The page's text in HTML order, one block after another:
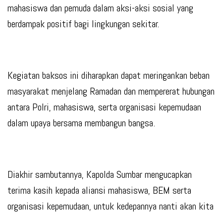
mahasiswa dan pemuda dalam aksi-aksi sosial yang
berdampak positif bagi lingkungan sekitar.
Kegiatan baksos ini diharapkan dapat meringankan beban
masyarakat menjelang Ramadan dan mempererat hubungan
antara Polri, mahasiswa, serta organisasi kepemudaan
dalam upaya bersama membangun bangsa.
Diakhir sambutannya, Kapolda Sumbar mengucapkan
terima kasih kepada aliansi mahasiswa, BEM serta
organisasi kepemudaan, untuk kedepannya nanti akan kita